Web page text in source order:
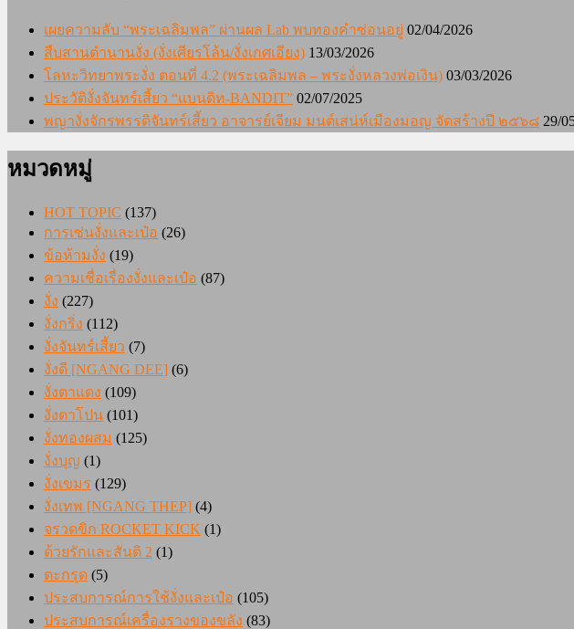
เผยความลับ “พระเฉลิมพล” ผ่านผล Lab พบทองคำซ่อนอยู่ 02/04/2026
สืบสานตำนานงั่ง (งั่งเศียรโล้น/งั่งเกศเอียง) 13/03/2026
โลหะวิทยาพระงั่ง ตอนที่ 4.2 (พระเฉลิมพล – พระงั่งหลวงพ่อเงิน) 03/03/2026
ประวัติงั่งจันทร์เสี้ยว “แบนดิท-BANDIT” 02/07/2025
พญางั่งจักรพรรดิจันทร์เสี้ยว อาจารย์เจียม มนต์เสน่ห์เมืองมอญ จัดสร้างปี ๒๕๖๘ 29/
หมวดหมู่
HOT TOPIC (137)
การเซ่นงั่งและเป๋อ (26)
ข้อห้ามงั่ง (19)
ความเชื่อเรื่องงั่งและเป๋อ (87)
งั่ง (227)
งั่งกริ่ง (112)
งั่งจันทร์เสี้ยว (7)
งั่งดี [NGANG DEE] (6)
งั่งตาแดง (109)
งั่งตาโปน (101)
งั่งทองผสม (125)
งั่งบุญ (1)
งั่งเขมร (129)
งั่งเทพ [NGANG THEP] (4)
จรวดขิก ROCKET KICK (1)
ด้วยรักและสันติ 2 (1)
ตะกรุด (5)
ประสบการณ์การใช้งั่งและเป๋อ (105)
ประสบการณ์เครื่องรางของขลัง (83)